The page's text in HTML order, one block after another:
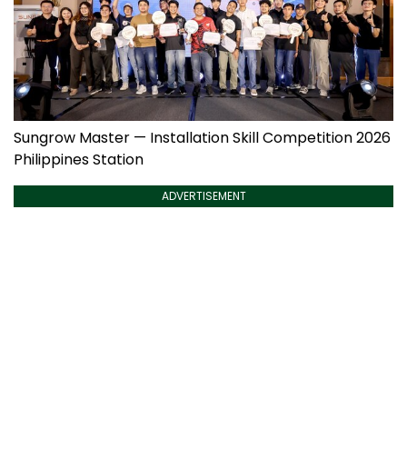
Sungrow Master — Installation Skill Competition 2026
Philippines Station
ADVERTISEMENT